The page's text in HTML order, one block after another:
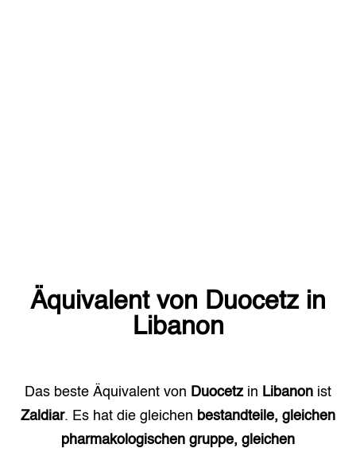
Äquivalent von Duocetzin
Libanon
Das beste Äquivalent von Duocetz in Libanon ist
Zaldiar. Es hat die gleichen bestandteile, gleichen
pharmakologischen gruppe, gleichen